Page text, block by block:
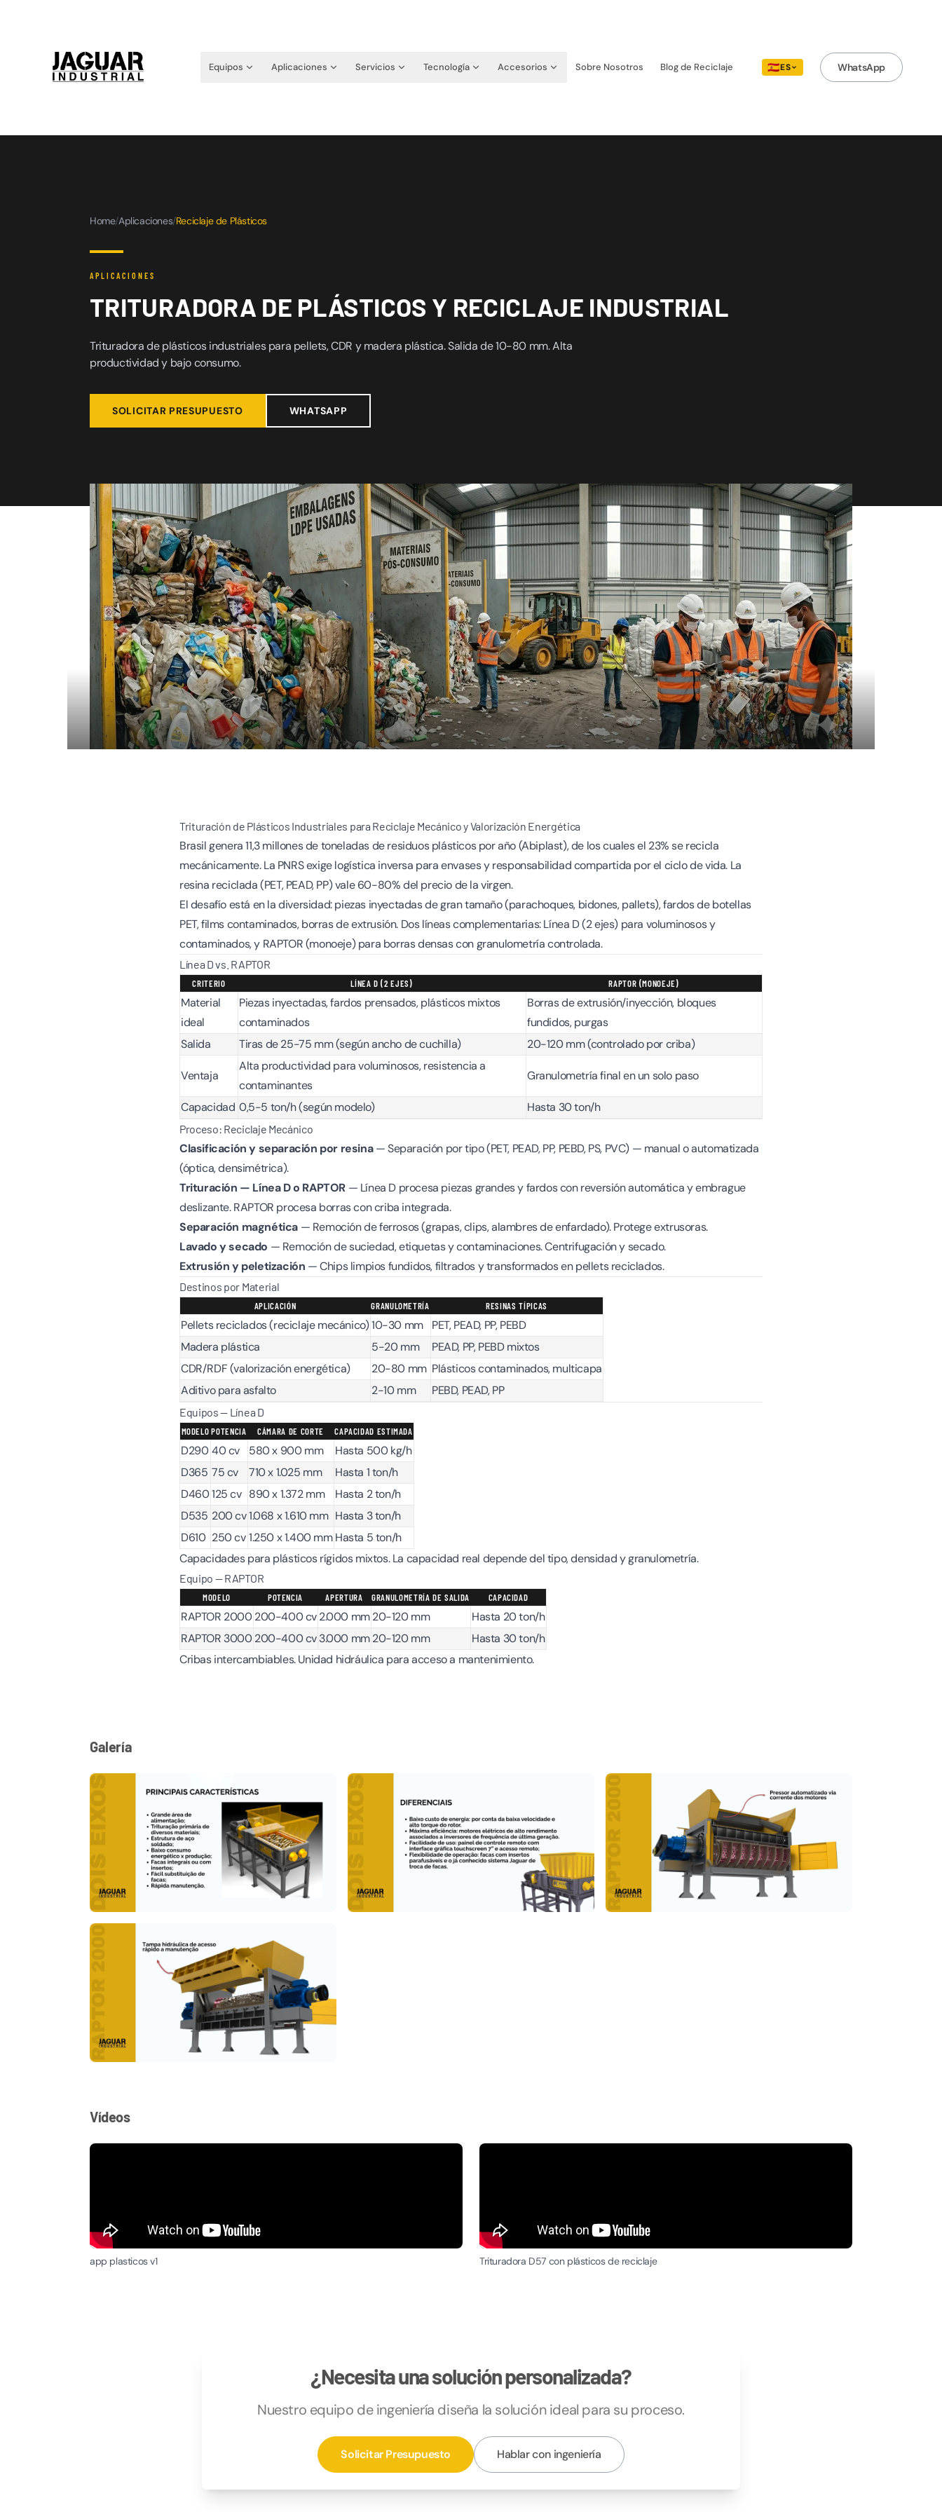
Equipos Aplicaciones Servicios Tecnología Accesorios Sobre Nosotros Blog de Reciclaje 🇪🇸ES WhatsApp
Home/Aplicaciones/Reciclaje de Plásticos
APLICACIONES
TRITURADORA DE PLÁSTICOS Y RECICLAJE INDUSTRIAL
Trituradora de plásticos industriales para pellets, CDR y madera plástica. Salida de 10-80 mm. Alta
productividad y bajo consumo.
SOLICITAR PRESUPUESTO WHATSAPP
Trituración de Plásticos Industriales para Reciclaje Mecánico y Valorización Energética
Brasil genera 11,3 millones de toneladas de residuos plásticos por año (Abiplast), de los cuales el 23% se recicla
mecánicamente. La PNRS exige logística inversa para envases y responsabilidad compartida por el ciclo de vida. La
resina reciclada (PET, PEAD, PP) vale 60-80% del precio de la virgen.
El desafío está en la diversidad: piezas inyectadas de gran tamaño (parachoques, bidones, pallets), fardos de botellas
PET, films contaminados, borras de extrusión. Dos líneas complementarias: Línea D (2 ejes) para voluminosos y
contaminados, y RAPTOR (monoeje) para borras densas con granulometría controlada.
Línea D vs. RAPTOR
CRITERIO LÍNEA D (2 EJES) RAPTOR (MONOEJE)
Material
ideal
Piezas inyectadas, fardos prensados, plásticos mixtos
contaminados
Borras de extrusión/inyección, bloques
fundidos, purgas
Salida
Tiras de 25-75 mm (según ancho de cuchilla) 20-120 mm (controlado por criba)
Ventaja
Alta productividad para voluminosos, resistencia a
contaminantes
Granulometría final en un solo paso
Capacidad 0,5-5 ton/h (según modelo) Hasta 30 ton/h
Proceso: Reciclaje Mecánico
Clasificación y separación por resina— Separación por tipo (PET, PEAD, PP, PEBD, PS, PVC) — manual o automatizada
(óptica, densimétrica).
Trituración — Línea D o RAPTOR — Línea D procesa piezas grandes y fardos con reversión automática y embrague
deslizante. RAPTOR procesa borras con criba integrada.
Separación magnética — Remoción de ferrosos (grapas, clips, alambres de enfardado). Protege extrusoras.
Lavado y secado — Remoción de suciedad, etiquetas y contaminaciones. Centrifugación y secado.
Extrusión y peletización — Chips limpios fundidos, filtrados y transformados en pellets reciclados.
Destinos por Material
APLICACIÓN GRANULOMETRÍA RESINAS TÍPICAS
Pellets reciclados (reciclaje mecánico)10-30 mm
PET, PEAD, PP, PEBD
Madera plástica
5-20 mm
PEAD, PP, PEBD mixtos
CDR/RDF (valorización energética)
20-80 mm Plásticos contaminados, multicapa
Aditivo para asfalto
2-10 mm PEBD, PEAD, PP
Equipos — Línea D
MODELO POTENCIA CÁMARA DE CORTE CAPACIDAD ESTIMADA
D290 40 cv 580 x 900 mm
Hasta 500 kg/h
D365 75 cv 710 x 1.025 mm
Hasta 1 ton/h
D460125 cv 890 x 1.372 mm
Hasta 2 ton/h
D535 200 cv1.068 x 1.610 mm Hasta 3 ton/h
D610 250 cv 1.250 x 1.400 mm Hasta 5 ton/h
Capacidades para plásticos rígidos mixtos. La capacidad real depende del tipo, densidad y granulometría.
Equipo — RAPTOR
MODELO POTENCIA APERTURA GRANULOMETRÍA DE SALIDA CAPACIDAD
RAPTOR 2000 200-400 cv2.000 mm20-120 mm
Hasta 20 ton/h
RAPTOR 3000 200-400 cv3.000 mm20-120 mm
Hasta 30 ton/h
Cribas intercambiables. Unidad hidráulica para acceso a mantenimiento.
Galería
Vídeos
app plasticos v1 Trituradora D57 con plásticos de reciclaje
¿Necesita una solución personalizada?
Nuestro equipo de ingeniería diseña la solución ideal para su proceso.
Solicitar Presupuesto Hablar con ingeniería